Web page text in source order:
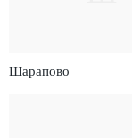
Шарапово